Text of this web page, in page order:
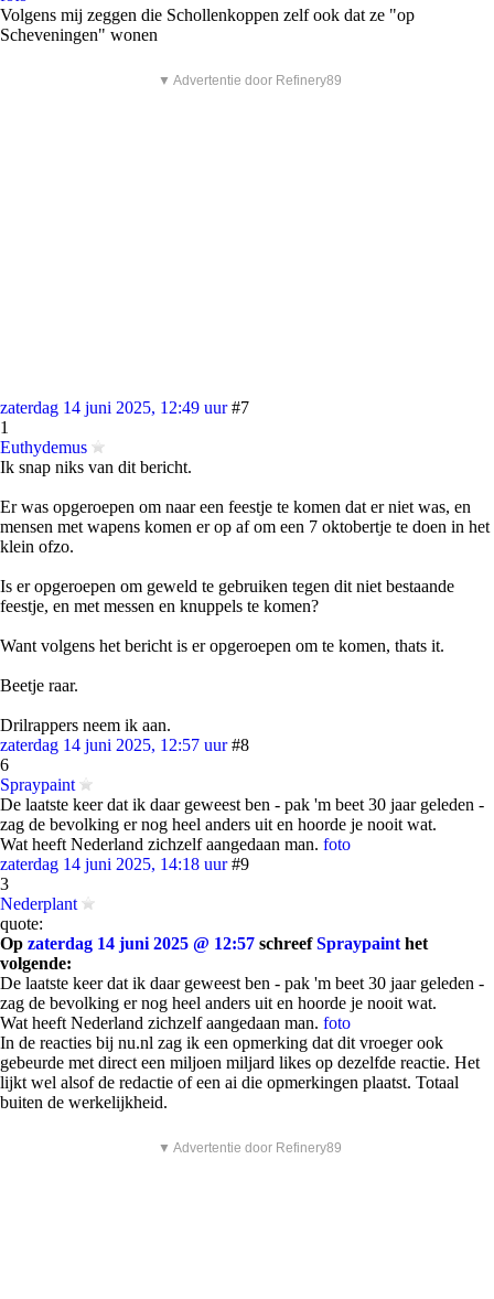
Volgens mij zeggen die Schollenkoppen zelf ook dat ze "op
Scheveningen" wonen
▼ Advertentie door Refinery89
zaterdag 14 juni 2025, 12:49 uur #7
1
Euthydemus
Ik snap niks van dit bericht.
Er was opgeroepen om naar een feestje te komen dat er niet was, en
mensen met wapens komen er op af om een 7 oktobertje te doen in het
klein ofzo.
Is er opgeroepen om geweld te gebruiken tegen dit niet bestaande
feestje, en met messen en knuppels te komen?
Want volgens het bericht is er opgeroepen om te komen, thats it.
Beetje raar.
Drilrappers neem ik aan.
zaterdag 14 juni 2025, 12:57 uur #8
6
Spraypaint
De laatste keer dat ik daar geweest ben - pak 'm beet 30 jaar geleden -
zag de bevolking er nog heel anders uit en hoorde je nooit wat.
Wat heeft Nederland zichzelf aangedaan man. foto
zaterdag 14 juni 2025, 14:18 uur #9
3
Nederplant
quote:
Op zaterdag 14 juni 2025 @ 12:57 schreefSpraypaint het
volgende:
De laatste keer dat ik daar geweest ben - pak 'm beet 30 jaar geleden -
zag de bevolking er nog heel anders uit en hoorde je nooit wat.
Wat heeft Nederland zichzelf aangedaan man. foto
In de reacties bij nu.nl zag ik een opmerking dat dit vroeger ook
gebeurde met direct een miljoen miljard likes op dezelfde reactie. Het
lijkt wel alsof de redactie of een ai die opmerkingen plaatst. Totaal
buiten de werkelijkheid.
▼ Advertentie door Refinery89